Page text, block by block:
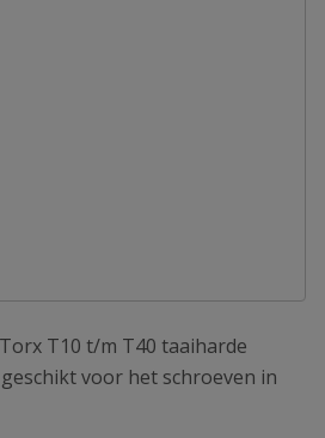
T10 t/m T40 taaiharde
voor het schroeven in